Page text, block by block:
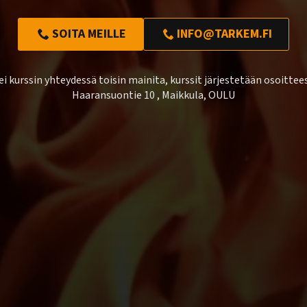
SOITA MEILLE INFO@TARKEM.FI
kurssin yhteydessä toisin mainita, kurssit järjestetään
Haaransuontie 10 , Maikkula, OULU